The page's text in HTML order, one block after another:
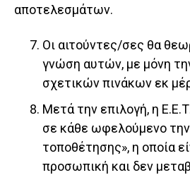
αποτελεσμάτων.
Οι αιτούντες/σες θα
γνώση αυτών, με μόνη
σχετικών πινάκων εκ
Μετά την επιλογή, η
σε κάθε ωφελούμενο την
τοποθέτησης», η οποία
προσωπική και δεν